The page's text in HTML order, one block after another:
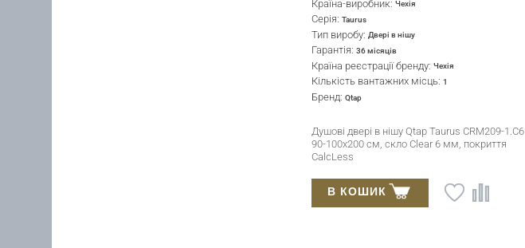
Країна-виробник:Чехія
Серія:Taurus
Тип виробу:Двері в нішу
Гарантія:36 місяців
Країна реєстрації бренду:Чехія
Кількість вантажних місць:1
Бренд:Qtap
Душові двері в нішу Qtap Taurus CRM209-1.C6
90-100x200 см, скло Clear 6 мм, покриття
CalcLess
В КОШИК